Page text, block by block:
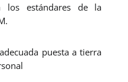
los estándares de la
puesta a tierra